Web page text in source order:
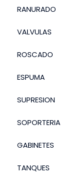
RANURADO
VALVULAS
ROSCADO
ESPUMA
SUPRESION
SOPORTERIA
GABINETES
TANQUES